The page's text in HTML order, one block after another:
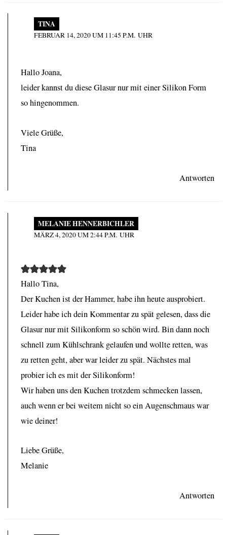
TINA
FEBRUAR 14, 2020 UM 11:45 P.M. UHR
Hallo Joana,
leider kannst du diese Glasur nur mit einer Silikon Form
so hingenommen.
Viele Grüße,
Tina
Antworten
MELANIE HENNERBICHLER
MÄRZ 4, 2020 UM 2:44 P.M. UHR
Hallo Tina,
Der Kuchen ist der Hammer, habe ihn heute ausprobiert.
Leider habe ich dein Kommentar zu spät gelesen, dass die
Glasur nur mit Silikonform so schön wird. Bin dann noch
schnell zum Kühlschrank gelaufen und wollte retten, was
zu retten geht, aber war leider zu spät. Nächstes mal
probier ich es mit der Silikonform!
Wir haben uns den Kuchen trotzdem schmecken lassen,
auch wenn er bei weitem nicht so ein Augenschmaus war
wie deiner!
Liebe Grüße,
Melanie
Antworten